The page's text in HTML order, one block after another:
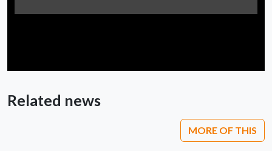
Related news
MORE OF THIS